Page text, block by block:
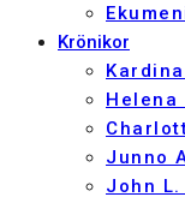
Krönikor
Helena
Junno
John